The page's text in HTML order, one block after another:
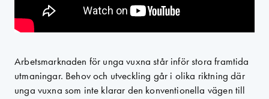
Arbetsmarknaden för unga vuxna står inför stora framtida
utmaningar. Behov och utveckling går i olika riktning där
unga vuxna som inte klarar den konventionella vägen till